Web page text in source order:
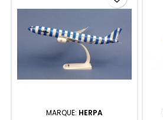
MARQUE: HERPA